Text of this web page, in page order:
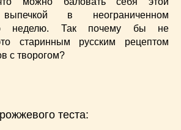
выпечкой в неограниченном
неделю. Так почему бы не
старинным русским рецептом
с творогом?
теста: